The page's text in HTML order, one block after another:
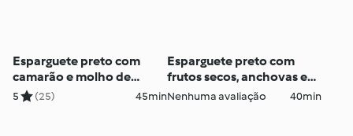
Esparguete preto com
camarão e molho de
parmesão
5 (25) 45min
Esparguete preto com
frutos secos, anchovas e
molho de tomate
Nenhuma avaliação 40min